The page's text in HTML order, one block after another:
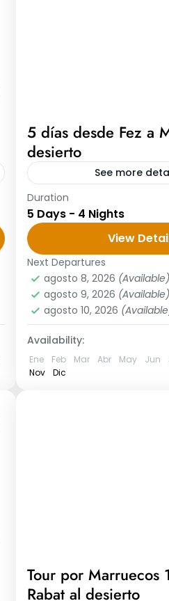
5 días desde Fez a
desierto
See more
5 días desde Fez a
desierto Día 1: Fez –
Midelt – Gargantas del
Merzouga...
Duration
5 Days - 4 Nights
View
Next Departures
agosto 8, 2026 (Available)
agosto 9, 2026 (Available)
agosto 10, 2026
Availability:
Ene Feb Mar Abr May Jun
Nov
Dic
Tour por Marruecos
Rabat al desierto